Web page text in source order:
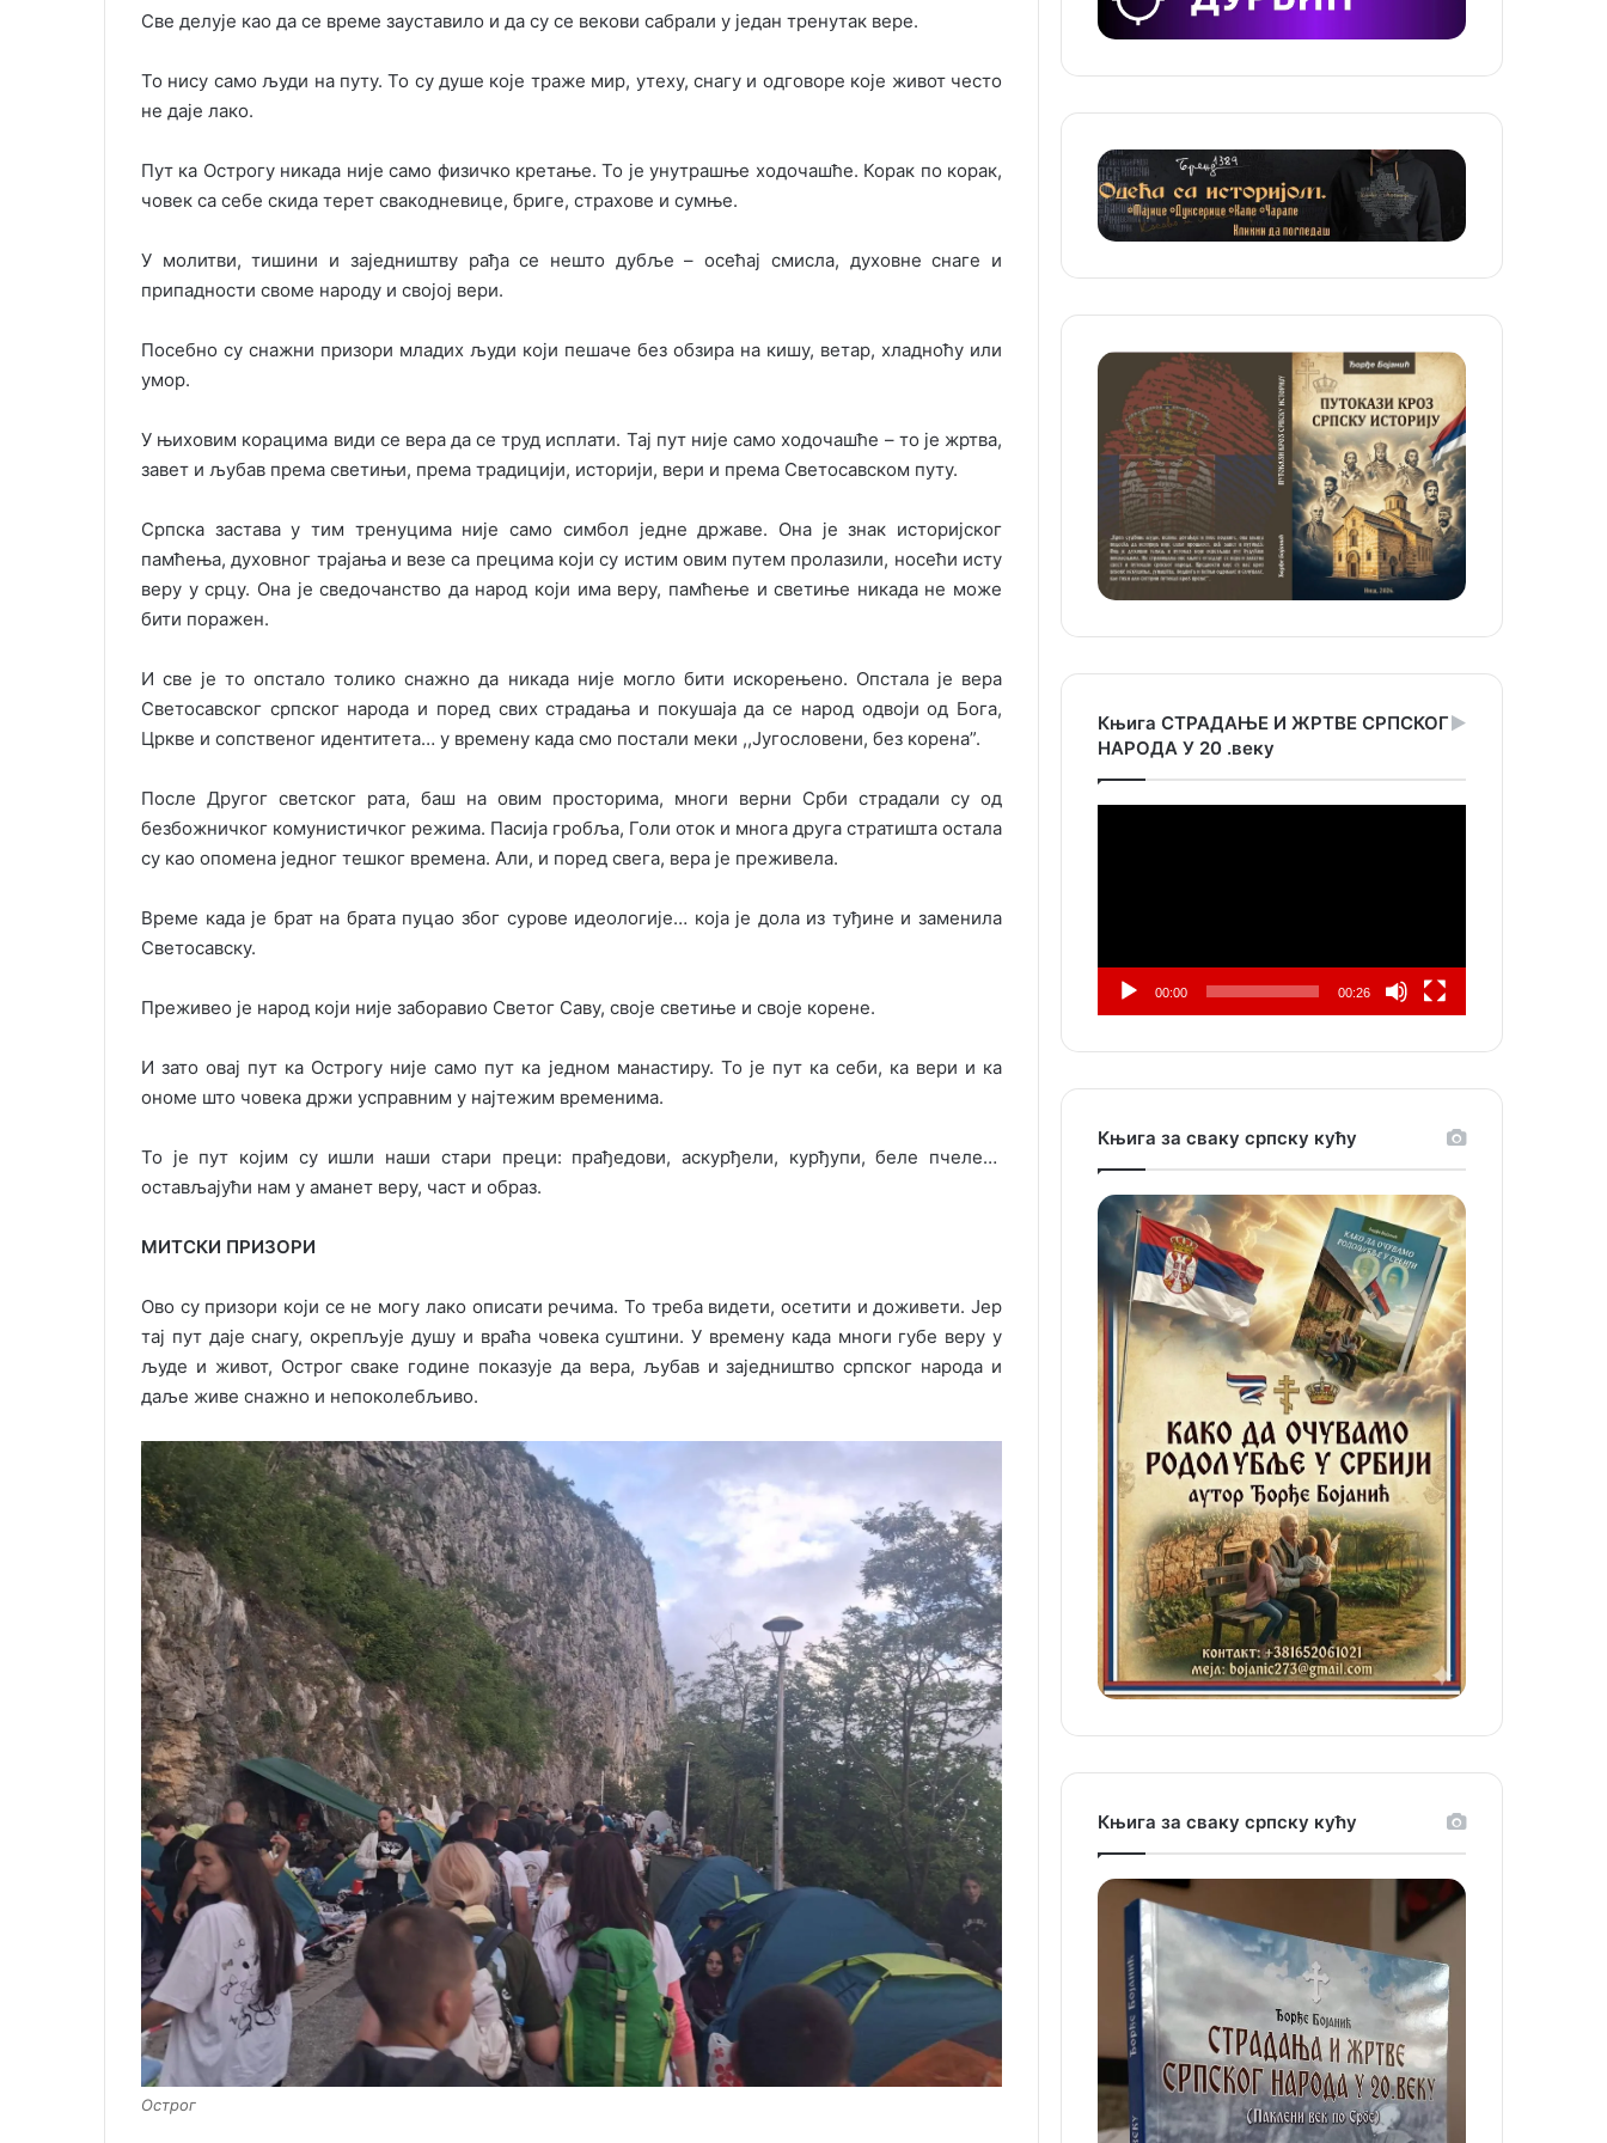
Све делује као да се време зауставило и да су се векови сабрали у један тренутак вере.
То нису само људи на путу. То су душе које траже мир, утеху, снагу и одговоре које живот често
не даје лако.
Пут ка Острогу никада није само физичко кретање. То је унутрашње ходочашће. Корак по корак,
човек са себе скида терет свакодневице, бриге, страхове и сумње.
У молитви, тишини и заједништву рађа се нешто дубље – осећај смисла, духовне снаге и
припадности своме народу и својој вери.
Посебно су снажни призори младих људи који пешаче без обзира на кишу, ветар, хладноћу или
умор.
У њиховим корацима види се вера да се труд исплати. Тај пут није само ходочашће – то је жртва,
завет и љубав према светињи, према традицији, историји, вери и према Светосавском путу.
Српска застава у тим тренуцима није само симбол једне државе. Она је знак историјског
памћења, духовног трајања и везе са прецима који су истим овим путем пролазили, носећи исту
веру у срцу. Она је сведочанство да народ који има веру, памћење и светиње никада не може
бити поражен.
И све је то опстало толико снажно да никада није могло бити искорењено. Опстала је вера
Светосавског српског народа и поред свих страдања и покушаја да се народ одвоји од Бога,
Цркве и сопственог идентитета… у времену када смо постали меки ,,Југословени, без корена”.
После Другог светског рата, баш на овим просторима, многи верни Срби страдали су од
безбожничког комунистичког режима. Пасија гробља, Голи оток и многа друга стратишта остала
су као опомена једног тешког времена. Али, и поред свега, вера је преживела.
Време када је брат на брата пуцао због сурове идеологије… која је дола из туђине и заменила
Светосавску.
Преживео је народ који није заборавио Светог Саву, своје светиње и своје корене.
И зато овај пут ка Острогу није само пут ка једном манастиру. То је пут ка себи, ка вери и ка
ономе што човека држи усправним у најтежим временима.
То је пут којим су ишли наши стари преци: прађедови, аскурђели, курђупи, беле пчеле…
остављајући нам у аманет веру, част и образ.
МИТСКИ ПРИЗОРИ
Ово су призори који се не могу лако описати речима. То треба видети, осетити и доживети. Јер
тај пут даје снагу, окрепљује душу и враћа човека суштини. У времену када многи губе веру у
људе и живот, Острог сваке године показује да вера, љубав и заједништво српског народа и
даље живе снажно и непоколебљиво.
Острог
Књига СТРАДАЊЕ И ЖРТВЕ СРПСКОГ
НАРОДА У 20 .веку
00:00 00:26
Књига за сваку српску кућу
Књига за сваку српску кућу